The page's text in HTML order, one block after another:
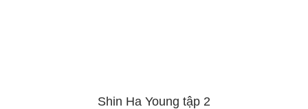
Shin Ha Young tập 2